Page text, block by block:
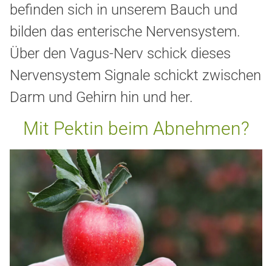
befinden sich in unserem Bauch und
bilden das enterische Nervensystem.
Über den Vagus-Nerv schick dieses
Nervensystem Signale schickt zwischen
Darm und Gehirn hin und her.
Mit Pektin beim Abnehmen?